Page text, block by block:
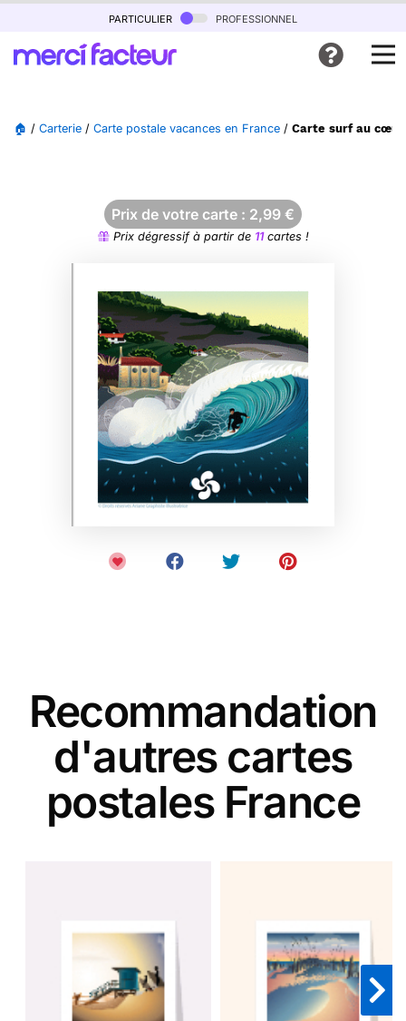
particulier professionnel
🏠 / Carterie / Carte postale vacances en France / Carte surf au cœur
Prix de votre carte : 2,99 €
Prix dégressif à partir de 11cartes !
Recommandation
d'autres cartes
postales France